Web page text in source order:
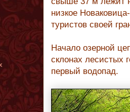
низкое
туристов своей
Начало озерной
склонах лесистых
первый водопад.